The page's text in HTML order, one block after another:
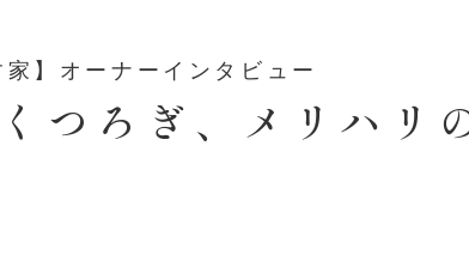
家】オーナーインタビュー
つろぎ、メリハリ